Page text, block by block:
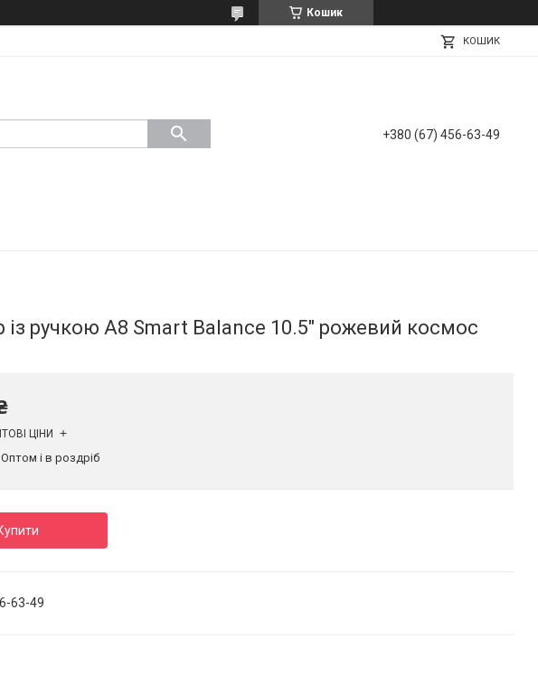
Кошик
КОШИК
+380 (67) 456-63-49
із ручкою А8 Smart Balance 10.5" рожевий космос
ЦІНИ
Оптом і в роздріб
63-49